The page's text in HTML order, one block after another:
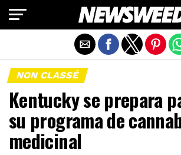
NON CLASSÉ
Kentucky se prepara
su programa de
medicinal
Salir de la versión móvil